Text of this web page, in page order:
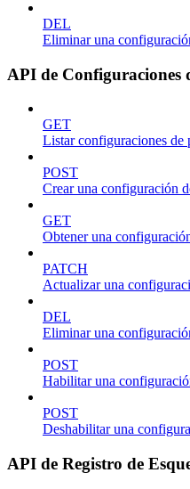
DEL
Eliminar una
API de Configuraciones
GET
Listar configuraciones de
POST
Crear una configuración
GET
Obtener una
PATCH
Actualizar una
DEL
Eliminar una
POST
Habilitar una
POST
Deshabilitar una
API de Registro de